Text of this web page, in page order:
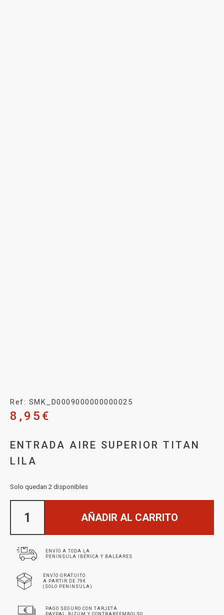
Ref: SMK_D0009000000000025
8,95 €
ENTRADA AIRE SUPERIOR TITAN
LILA
Solo quedan 2 disponibles
AÑADIR AL CARRITO
ENVÍO A TODA LA
PENINSULA IBÉRICA Y BALEARES
ENVÍO GRATUITO
A PARTIR DE 79€
(SOLO PENINSULA)
PAGO SEGURO CON TARJETA
PAYPAL, BIZUM Y CONTRAREEMBOLSO